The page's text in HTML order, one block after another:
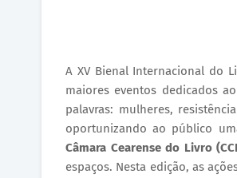
A XV Bienal Internacional do
maiores eventos dedicados
palavras: mulheres,
oportunizando ao público
Câmara Cearense do Livro
espaços. Nesta edição, as